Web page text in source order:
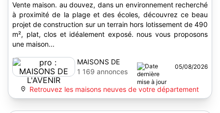
Vente maison. au douvez, dans un environnement recherché
à proximité de la plage et des écoles, découvrez ce beau
projet de construction sur un terrain hors lotissement de 490
m², plat, clos et idéalement exposé. nous vous proposons
une maison...
MAISONS DE
L'AVENIR
1 169 annonces
05/08/2026
Retrouvez les maisons neuves de votre département